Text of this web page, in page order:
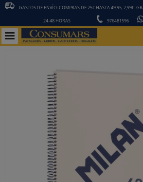
GASTOS DE ENVÍO: COMPRAS DE 25€ HASTA 49,95, 2,99€.
24-48 HORAS 976481596